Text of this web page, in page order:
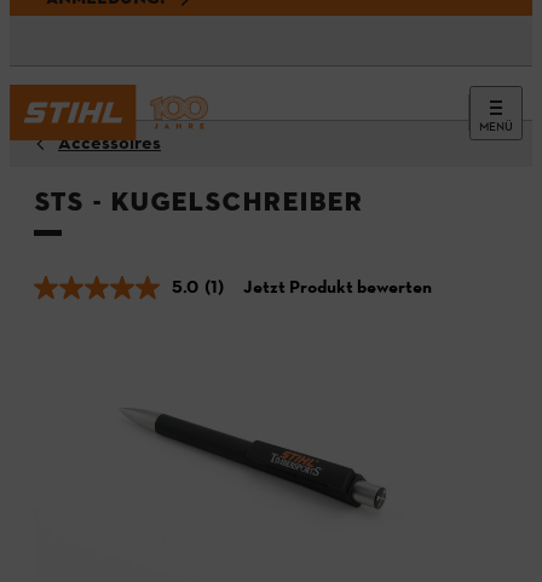
MENÜ
Accessoires
STS - Kugelschreiber
5.0 (1) Jetzt Produkt bewerten